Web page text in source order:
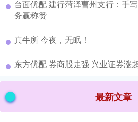
台面优配 建行菏泽曹州支行：手
务赢称赞
​真牛所 今夜，无眠！
东方优配 券商股走强 兴业证券涨
最新文章